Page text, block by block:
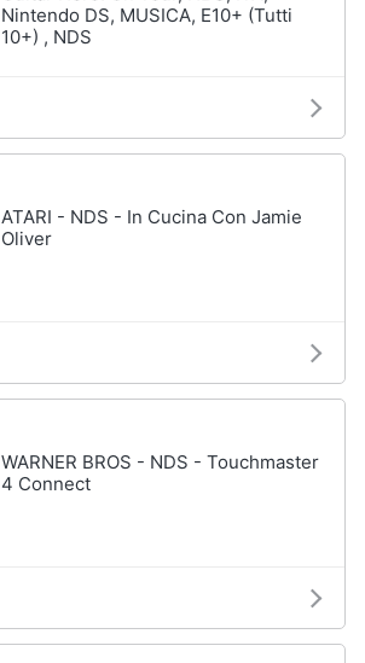
Nintendo DS, MUSICA, E10+ (Tutti
10+) , NDS
ATARI - NDS - In Cucina Con Jamie
Oliver
WARNER BROS - NDS - Touchmaster
4 Connect